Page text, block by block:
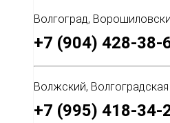
Волгоград,
+7 (904) 428-38-
Волжский,
+7 (995) 418-34-